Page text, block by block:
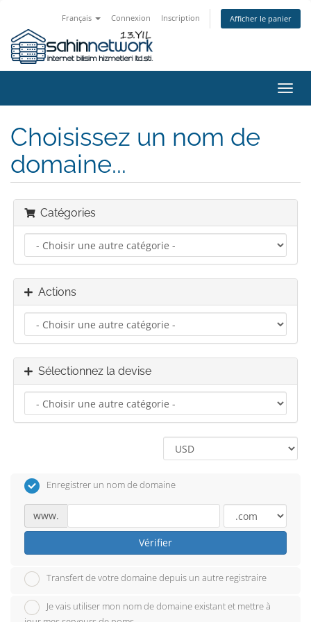
Français Connexion Inscription Afficher le panier
la
Choisissez un nom de
domaine...
Catégories
Actions
Sélectionnez la devise
Enregistrer un nom de domaine
www.
Vérifier
Transfert de votre domaine depuis un autre registraire
Je vais utiliser mon nom de domaine existant et mettre à